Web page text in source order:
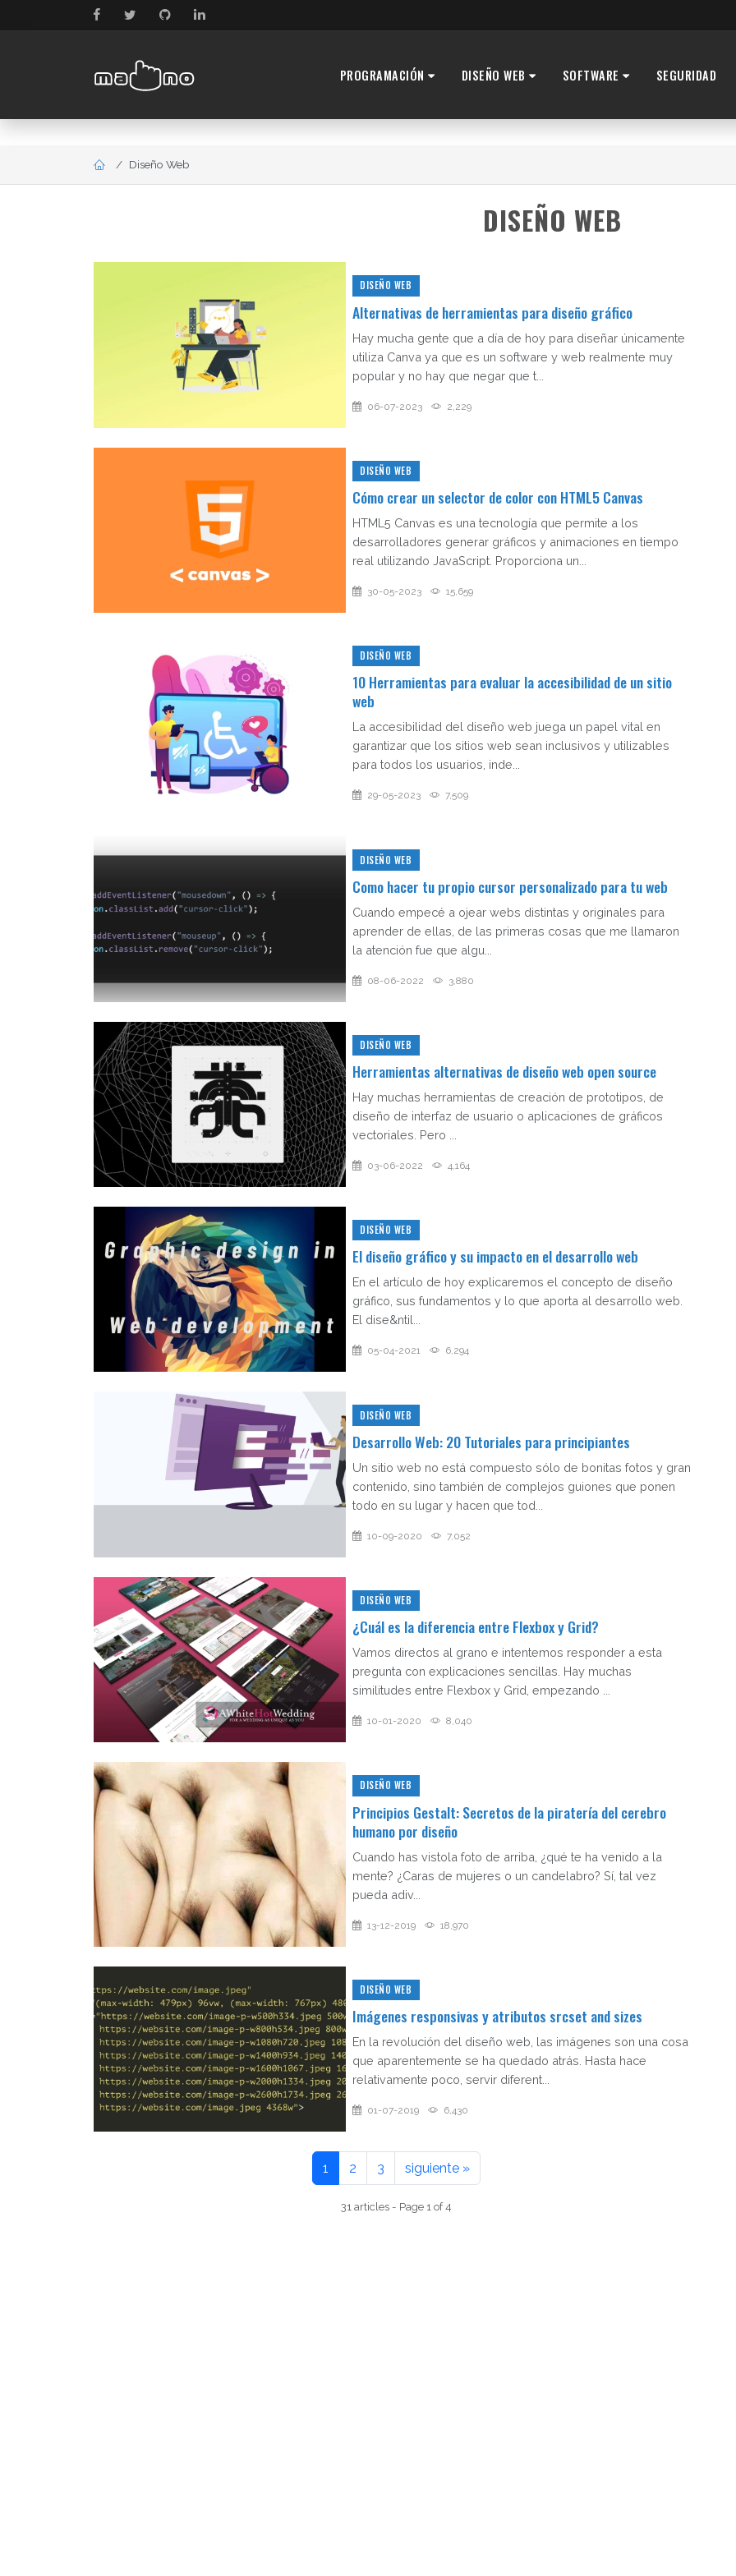
PROGRAMACIÓN DISEÑO WEB SOFTWARE SEGURIDAD
Diseño Web
DISEÑO WEB
DISEÑO WEB
Alternativas de herramientas para diseño gráfico
Hay mucha gente que a día de hoy para diseñar únicamente
utiliza Canva ya que es un software y web realmente muy
popular y no hay que negar que t...
06-07-2023 2,229
DISEÑO WEB
Cómo crear un selector de color con HTML5 Canvas
HTML5 Canvas es una tecnología que permite a los
desarrolladores generar gráficos y animaciones en tiempo
real utilizando JavaScript. Proporciona un...
30-05-2023 15,659
DISEÑO WEB
10 Herramientas para evaluar la accesibilidad de un sitio
web
La accesibilidad del diseño web juega un papel vital en
garantizar que los sitios web sean inclusivos y utilizables
para todos los usuarios, inde...
29-05-2023 7,509
DISEÑO WEB
Como hacer tu propio cursor personalizado para tu web
Cuando empecé a ojear webs distintas y originales para
aprender de ellas, de las primeras cosas que me llamaron
la atención fue que algu...
08-06-2022 3,880
DISEÑO WEB
Herramientas alternativas de diseño web open source
Hay muchas herramientas de creación de prototipos, de
diseño de interfaz de usuario o aplicaciones de gráficos
vectoriales. Pero ...
03-06-2022 4,164
DISEÑO WEB
El diseño gráfico y su impacto en el desarrollo web
En el artículo de hoy explicaremos el concepto de diseño
gráfico, sus fundamentos y lo que aporta al desarrollo web.
El dise&ntil...
05-04-2021 6,294
DISEÑO WEB
Desarrollo Web: 20 Tutoriales para principiantes
Un sitio web no está compuesto sólo de bonitas fotos y gran
contenido, sino también de complejos guiones que ponen
todo en su lugar y hacen que tod...
10-09-2020 7,052
DISEÑO WEB
¿Cuál es la diferencia entre Flexbox y Grid?
Vamos directos al grano e intentemos responder a esta
pregunta con explicaciones sencillas. Hay muchas
similitudes entre Flexbox y Grid, empezando ...
10-01-2020 8,040
DISEÑO WEB
Principios Gestalt: Secretos de la piratería del cerebro
humano por diseño
Cuando has vistola foto de arriba, ¿qué te ha venido a la
mente? ¿Caras de mujeres o un candelabro? Sí, tal vez
pueda adiv...
13-12-2019 18,970
DISEÑO WEB
Imágenes responsivas y atributos srcset and sizes
En la revolución del diseño web, las imágenes son una cosa
que aparentemente se ha quedado atrás. Hasta hace
relativamente poco, servir diferent...
01-07-2019 6,430
1 2 3 siguiente »
31 articles - Page 1 of 4